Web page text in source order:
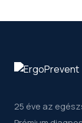
25 éve az